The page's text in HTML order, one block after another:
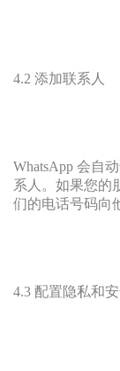
4.2 添加联系人
WhatsApp 会自
系人。如果您的
们的电话号码向
4.3 配置隐私和